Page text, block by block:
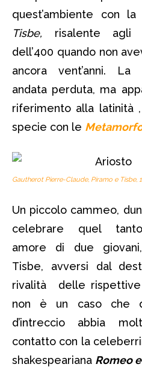
quest’ambiente con la
Tisbe, risalente agli
dell’400 quando non
ancora vent’anni.
andata perduta, ma
riferimento alla latinità
specie con le
Gautherot Pierre-Claude, Piramo e Tisbe,
Un piccolo cammeo,
celebrare quel
amore di due
Tisbe, avversi dal
rivalità delle
non è un caso che
d’intreccio abbia
contatto con la
shakespeariana Romeo